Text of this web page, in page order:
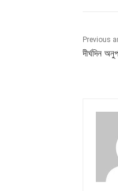
Previous
দীর্ঘদিন